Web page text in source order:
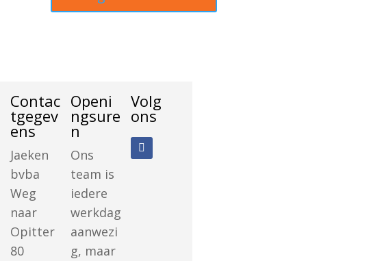
Contac
tgegev
ens
Jaeken
bvba
Weg
naar
Opitter
80
Openi
ngsure
n
Ons
team is
iedere
werkdag
aanwezi
g, maar
Volg
ons